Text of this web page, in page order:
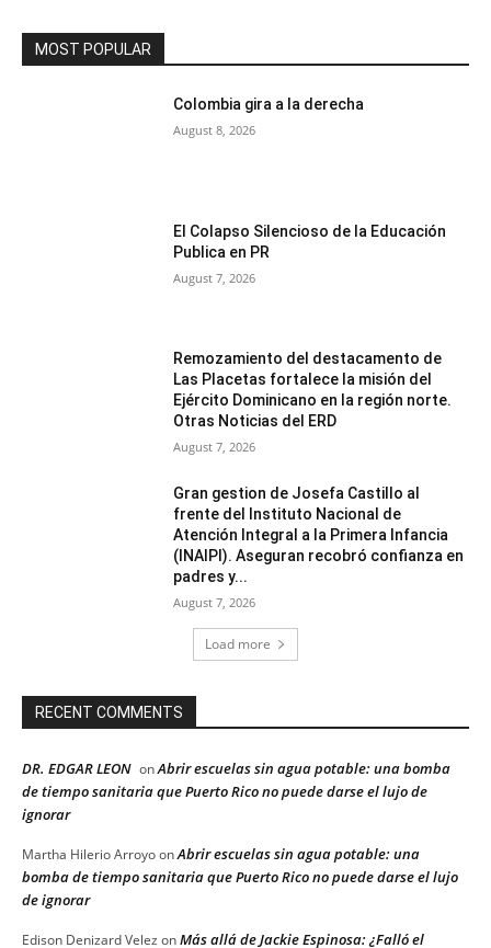
MOST POPULAR
Colombia gira a la derecha
August 8, 2026
El Colapso Silencioso de la Educación
Publica en PR
August 7, 2026
Remozamiento del destacamento de
Las Placetas fortalece la misión del
Ejército Dominicano en la región norte.
Otras Noticias del ERD
August 7, 2026
Gran gestion de Josefa Castillo al
frente del Instituto Nacional de
Atención Integral a la Primera Infancia
(INAIPI). Aseguran recobró confianza en
padres y...
August 7, 2026
Load more
RECENT COMMENTS
DR. EDGAR LEON onAbrir escuelas sin agua potable: una bomba
de tiempo sanitaria que Puerto Rico no puede darse el lujo de
ignorar
Martha Hilerio ArroyoonAbrir escuelas sin agua potable: una
bomba de tiempo sanitaria que Puerto Rico no puede darse el lujo
de ignorar
Edison Denizard Velez onMás allá de Jackie Espinosa: ¿Falló el